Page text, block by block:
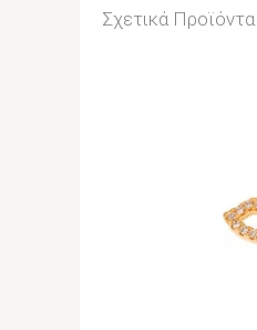
Σχετικά Προϊόντα